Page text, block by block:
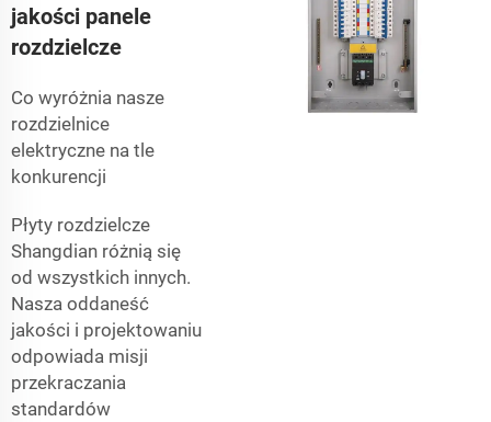
jakości panele
rozdzielcze
Co wyróżnia nasze
rozdzielnice
elektryczne na tle
konkurencji
Płyty rozdzielcze
Shangdian różnią się
od wszystkich innych.
Nasza oddaneść
jakości i projektowaniu
odpowiada misji
przekraczania
standardów